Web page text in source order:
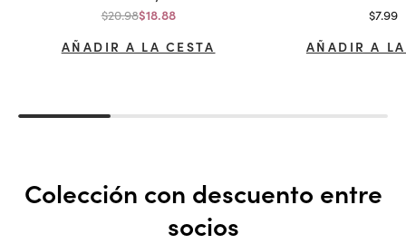
Precio normal
$20.98Precio de oferta
$18.88
AÑADIR A LA CESTA
$7.99
AÑADIR A
Colección con descuento entre
socios